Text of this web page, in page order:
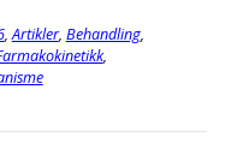
,Artikler, Behandling,
,